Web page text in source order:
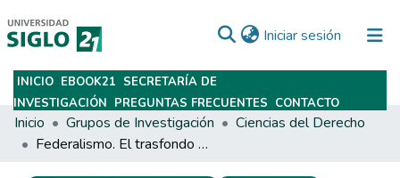
Iniciar sesión (current)
Subir
INICIO EBOOK21 SECRETARÍA DE
INVESTIGACIÓN PREGUNTAS FRECUENTES CONTACTO
Inicio Grupos de Investigación
Ciencias del Derecho
Federalismo. El trasfondo de una realidad de desarrollo desigual